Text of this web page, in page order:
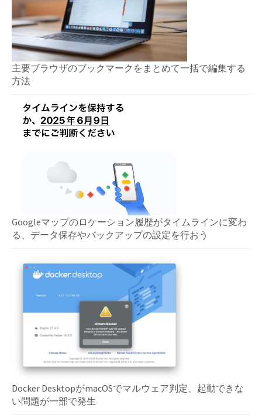
主要ブラウザのブックマークをまとめて一括で編集する
方法
Googleマップのロケーション履歴がタイムラインに変わ
る、データ保存やバックアップの設定を行おう
Docker DesktopがmacOSでマルウェア判定、起動できな
い問題が一部で発生